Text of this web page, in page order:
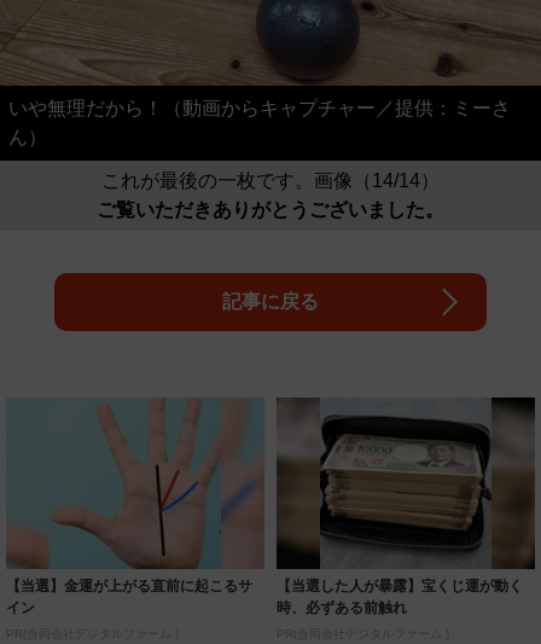
いや無理だから！（動画からキャプチャー／提供：ミーさ
ん）
これが最後の一枚です。画像（14/14）
ご覧いただきありがとうございました。
記事に戻る
【当選】金運が上がる直前に起こるサ
イン
PR(合同会社デジタルファーム )
【当選した人が暴露】宝くじ運が動く
時、必ずある前触れ
PR(合同会社デジタルファーム )